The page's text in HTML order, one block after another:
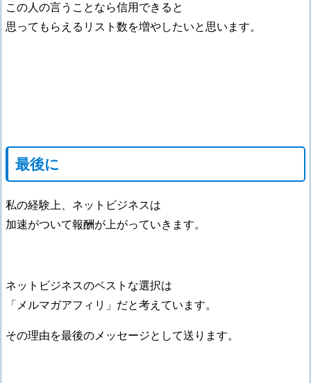
この人の言うことなら信用できると
思ってもらえるリスト数を増やしたいと思います。
最後に
私の経験上、ネットビジネスは
加速がついて報酬が上がっていきます。
ネットビジネスのベストな選択は
「メルマガアフィリ」だと考えています。
その理由を最後のメッセージとして送ります。